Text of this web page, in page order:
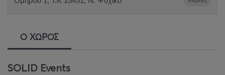
Ο ΧΩΡΟΣ
SOLID Events